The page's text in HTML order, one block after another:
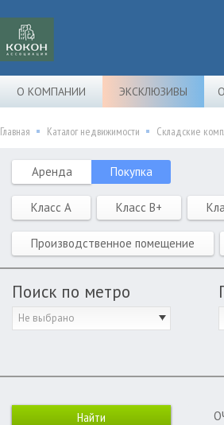
О КОМПАНИИ ЭКСКЛЮЗИВЫ
Главная Каталог недвижимости Складские
Аренда Покупка
Класс A Класс B+
Производственное помещение
Поиск по метро
Не выбрано